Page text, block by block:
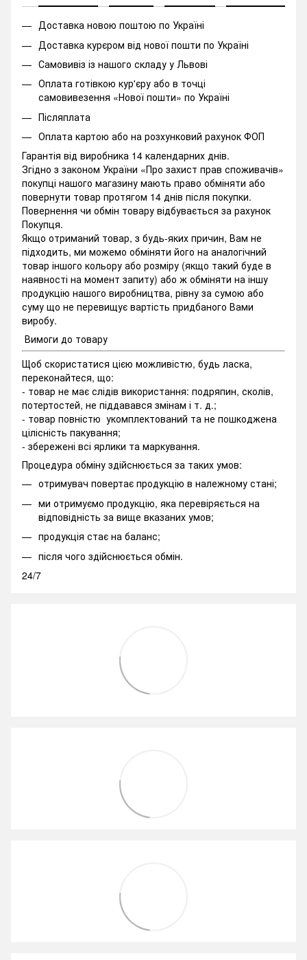
Доставка новою поштою по Україні
Доставка курєром від нової пошти по Україні
Самовивіз із нашого складу у Львові
Оплата готівкою кур'єру або в точці
самовивезення «Нової пошти» по Україні
Післяплата
Оплата картою або на розхунковий рахунок ФОП
Гарантія від виробника 14 календарних днів.
Згідно з законом України «Про захист прав споживачів»
покупці нашого магазину мають право обміняти або
повернути товар протягом 14 днів після покупки.
Повернення чи обмін товару відбувається за рахунок
Покупця.
Якщо отриманий товар, з будь-яких причин, Вам не
підходить, ми можемо обміняти його на аналогічний
товар іншого кольору або розміру (якщо такий буде в
наявності на момент запиту) або ж обміняти на іншу
продукцію нашого виробництва, рівну за сумою або
суму що не перевищує вартість придбаного Вами
виробу.
Вимоги до товару
Щоб скористатися цією можливістю, будь ласка,
переконайтеся, що:
- товар не має слідів використання: подряпин, сколів,
потертостей, не піддавався змінам і т. д.;
- товар повністю укомплектований та не пошкоджена
цілісність пакування;
- збережені всі ярлики та маркування.
Процедура обміну здійснюється за таких умов:
отримувач повертає продукцію в належному стані;
ми отримуємо продукцію, яка перевіряється на
відповідність за вище вказаних умов;
продукція стає на баланс;
після чого здійснюється обмін.
24/7